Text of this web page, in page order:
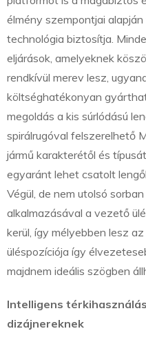
élmény szempontjai
technológia biztosítja.
eljárások, amelyeknek
rendkívül merev lesz,
költséghatékonyan
megoldás a kis súrlódású
spirálrugóval felszerelhető
jármű karakterétől és
egyaránt lehet csatolt
Végül, de nem utolsó
alkalmazásával a vezető
kerül, így mélyebben lesz
üléspozíciója így
majdnem ideális szögben
Intelligens
dizájnereknek